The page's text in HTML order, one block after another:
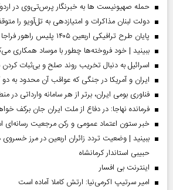
حمله صهیونیست ها به خبرنگار پرس‌تی‌وی در
دولت لبنان مذاکرات و امتیازدهی به تل‌آویو را
پایان طرح ترافیکی اربعین ۱۴۰۵ پلیس راهور فراجا با ثبت ۶۷ میلیون تردد
ببینید | خود فروخته‌ها چطور با موساد همکاری
اسرائیل به دنبال تخریب روند صلح و بی‌ثبات
ایران و آمریکا در جنگی که عواقب آن محدود به
فناوری بومی ایران، برتر از هر سامانه وارداتی در
فرمانده نهاجا: در دفاع از ملت ایران جان برکف
خبر ستون اعتماد عمومی و رکن مرجعیت
ببینید | وضعیت تردد زائران اربعین در مرز خسروی
حبیبی استاندار کرمانشاه
اینترنت بی افسار
امیر سرتیپ اکرمی‌نیا: ارتش کاملا آماده است